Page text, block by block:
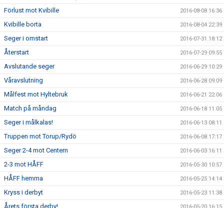
Förlust mot Kvibille 2016-08-08 16:36
Kvibille borta 2016-08-04 22:39
Seger i omstart 2016-07-31 18:12
Återstart 2016-07-29 09:55
Avslutande seger 2016-06-29 10:29
Våravslutning 2016-06-28 09:09
Målfest mot Hyltebruk 2016-06-21 22:06
Match på måndag 2016-06-18 11:05
Seger i målkalas! 2016-06-13 08:11
Truppen mot Torup/Rydö 2016-06-08 17:17
Seger 2-4 mot Centern 2016-06-03 16:11
2-3 mot HÅFF 2016-05-30 10:57
HÅFF hemma 2016-05-25 14:14
Kryss i derbyt 2016-05-23 11:38
Årets första derby!